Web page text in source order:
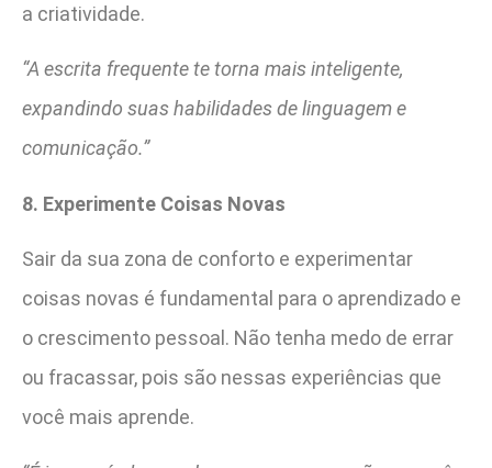
a criatividade.
“A escrita frequente te torna mais inteligente,
expandindo suas habilidades de linguagem e
comunicação.”
8. Experimente Coisas Novas
Sair da sua zona de conforto e experimentar
coisas novas é fundamental para o aprendizado e
o crescimento pessoal. Não tenha medo de errar
ou fracassar, pois são nessas experiências que
você mais aprende.